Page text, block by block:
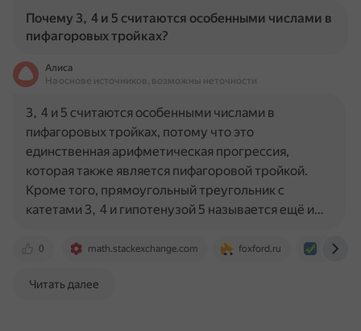
Почему 3, 4 и 5 считаются особенными числами в
пифагоровых тройках?
Алиса
На основе источников, возможны неточности
0 math.stackexchange.com foxford.ru
3, 4 и 5 считаются особенными числами в
пифагоровых тройках, потому что это
единственная арифметическая прогрессия,
которая также является пифагоровой тройкой.
Кроме того, прямоугольный треугольник с
катетами 3, 4 и гипотенузой 5 называется ещё и…
Читать далее